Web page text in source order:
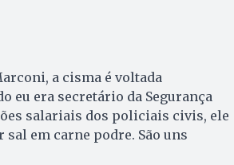
a cisma é voltada
eu era secretário da Segurança
salariais dos policiais civis, ele
em carne podre. São uns